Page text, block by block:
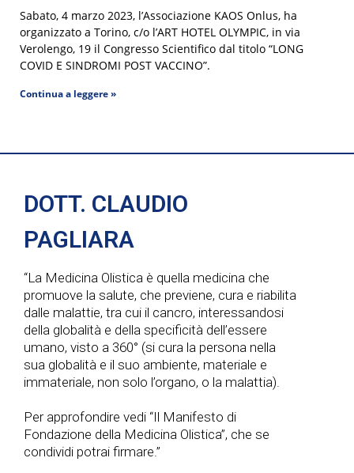
Sabato, 4 marzo 2023, l’Associazione KAOS Onlus, ha
organizzato a Torino, c/o l’ART HOTEL OLYMPIC, in via
Verolengo, 19 il Congresso Scientifico dal titolo “LONG
COVID E SINDROMI POST VACCINO”.
Continua a leggere »
DOTT. CLAUDIO
PAGLIARA
“La Medicina Olistica è quella medicina che
promuove la salute, che previene, cura e riabilita
dalle malattie, tra cui il cancro, interessandosi
della globalità e della specificità dell’essere
umano, visto a 360° (si cura la persona nella
sua globalità e il suo ambiente, materiale e
immateriale, non solo l’organo, o la malattia).
Per approfondire vedi “Il Manifesto di
Fondazione della Medicina Olistica”, che se
condividi potrai firmare.”